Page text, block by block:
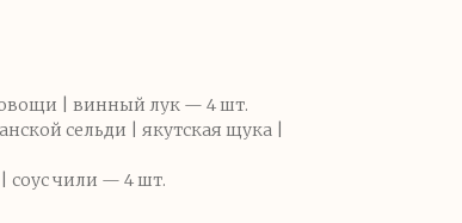
| винный лук — 4 шт.
сельди | якутская щука |
соус чили — 4 шт.